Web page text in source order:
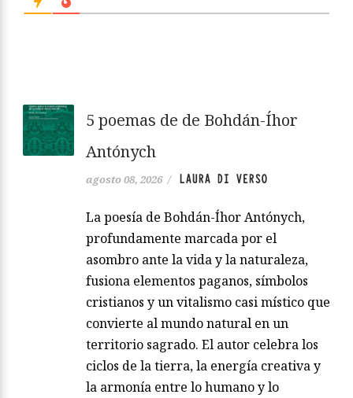
5 poemas de de Bohdán-Íhor
Antónych
agosto 08, 2026 / LAURA DI VERSO
La poesía de Bohdán-Íhor Antónych,
profundamente marcada por el
asombro ante la vida y la naturaleza,
fusiona elementos paganos, símbolos
cristianos y un vitalismo casi místico que
convierte al mundo natural en un
territorio sagrado. El autor celebra los
ciclos de la tierra, la energía creativa y
la armonía entre lo humano y lo